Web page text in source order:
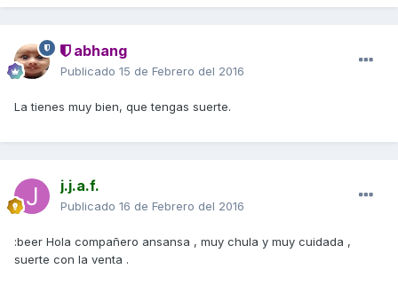
abhang
Publicado 15 de Febrero del 2016
La tienes muy bien, que tengas suerte.
j.j.a.f.
Publicado 16 de Febrero del 2016
:beer Hola compañero ansansa , muy chula y muy cuidada ,
suerte con la venta .